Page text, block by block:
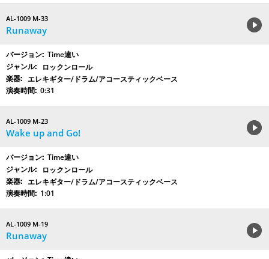
AL-1009 M-33
Runaway
Time違い
ロックンロール
エレキギター/ドラム/アコースティックベース
0:31
AL-1009 M-23
Wake up and Go!
Time違い
ロックンロール
エレキギター/ドラム/アコースティックベース
1:01
AL-1009 M-19
Runaway